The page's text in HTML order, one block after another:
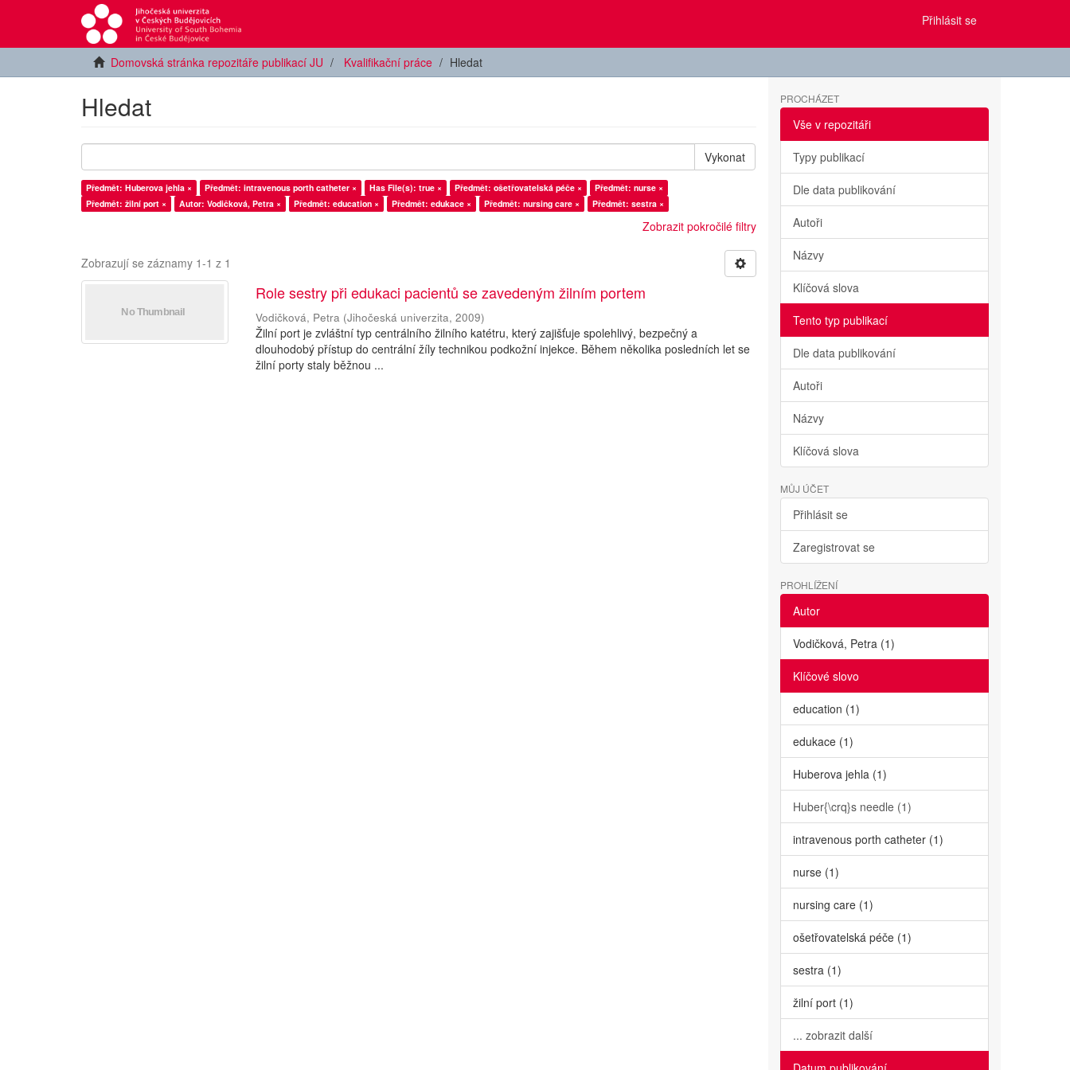
Přihlásit se
Domovská stránka repozitáře publikací JU Kvalifikační práce Hledat
Hledat
Vykonat
Předmět: Huberova jehla × Předmět: intravenous porth catheter × Has File(s): true × Předmět: ošetřovatelská péče ×
Předmět: nurse ×
Předmět: žilní port ×
Autor: Vodičková, Petra × Předmět: education × Předmět: edukace × Předmět: nursing care × Předmět: sestra ×
Zobrazit pokročilé filtry
Zobrazují se záznamy 1-1 z 1
Role sestry při edukaci pacientů se zavedeným žilním portem
Vodičková, Petra (Jihočeská univerzita,2009)
Žilní port je zvláštní typ centrálního žilního katétru, který zajišťuje spolehlivý, bezpečný a
dlouhodobý přístup do centrální žíly technikou podkožní injekce. Během několika posledních let se
žilní porty staly běžnou ...
PROCHÁZET
Vše v repozitáři
Typy publikací
Dle data publikování
Autoři
Názvy
Klíčová slova
Tento typ publikací
Dle data publikování
Autoři
Názvy
Klíčová slova
MŮJ ÚČET
Přihlásit se
Zaregistrovat se
PROHLÍŽENÍ
Autor
Vodičková, Petra (1)
Klíčové slovo
education (1)
edukace (1)
Huberova jehla (1)
Huber{\crq}s needle (1)
intravenous porth catheter (1)
nurse (1)
nursing care (1)
ošetřovatelská péče (1)
sestra (1)
žilní port (1)
... zobrazit další